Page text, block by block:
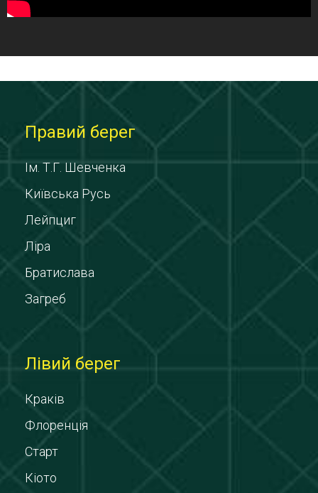
Правий берег
Ім. Т.Г. Шевченка
Київська Русь
Лейпциг
Ліра
Братислава
Загреб
Лівий берег
Краків
Флоренція
Старт
Кіото